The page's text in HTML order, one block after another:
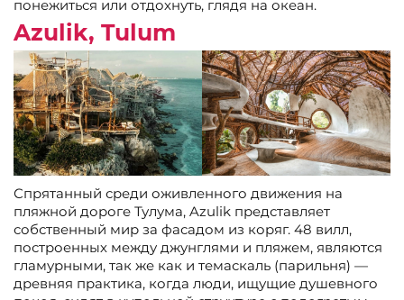
понежиться или отдохнуть, глядя на океан.
Azulik, Tulum
Спрятанный среди оживленного движения на
пляжной дороге Тулума, Azulik представляет
собственный мир за фасадом из коряг. 48 вилл,
построенных между джунглями и пляжем, являются
гламурными, так же как и темаскаль (парильня) —
древняя практика, когда люди, ищущие душевного